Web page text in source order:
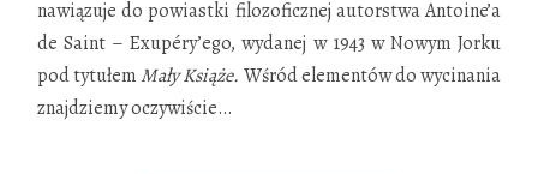
nawiązuje do powiastki filozoficznej autorstwa Antoine’a
de Saint – Exupéry’ego, wydanej w 1943 w Nowym Jorku
pod tytułem Mały Książe. Wśród elementów do wycinania
znajdziemy oczywiście…